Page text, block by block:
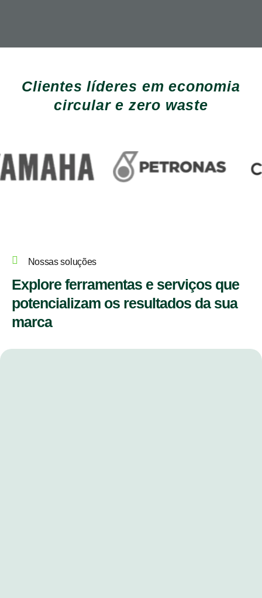
Clientes líderes em economia
circular e zero waste
Nossas soluções
Explore ferramentas e serviços que
potencializam os resultados da sua
marca